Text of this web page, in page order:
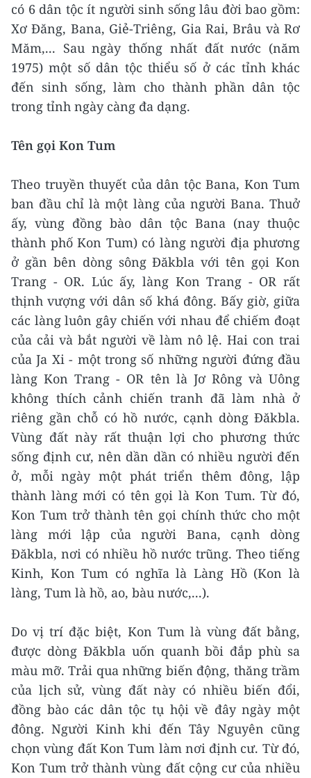
có 6 dân tộc ít người sinh sống lâu đời bao gồm:
Xơ Đăng, Bana, Giẻ-Triêng, Gia Rai, Brâu và Rơ
Măm,... Sau ngày thống nhất đất nước (năm
1975) một số dân tộc thiểu số ở các tỉnh khác
đến sinh sống, làm cho thành phần dân tộc
trong tỉnh ngày càng đa dạng.
Tên gọi Kon Tum
Theo truyền thuyết của dân tộc Bana, Kon Tum
ban đầu chỉ là một làng của người Bana. Thuở
ấy, vùng đồng bào dân tộc Bana (nay thuộc
thành phố Kon Tum) có làng người địa phương
ở gần bên dòng sông Đăkbla với tên gọi Kon
Trang - OR. Lúc ấy, làng Kon Trang - OR rất
thịnh vượng với dân số khá đông. Bấy giờ, giữa
các làng luôn gây chiến với nhau để chiếm đoạt
của cải và bắt người về làm nô lệ. Hai con trai
của Ja Xi - một trong số những người đứng đầu
làng Kon Trang - OR tên là Jơ Rông và Uông
không thích cảnh chiến tranh đã làm nhà ở
riêng gần chỗ có hồ nước, cạnh dòng Đăkbla.
Vùng đất này rất thuận lợi cho phương thức
sống định cư, nên dần dần có nhiều người đến
ở, mỗi ngày một phát triển thêm đông, lập
thành làng mới có tên gọi là Kon Tum. Từ đó,
Kon Tum trở thành tên gọi chính thức cho một
làng mới lập của người Bana, cạnh dòng
Đăkbla, nơi có nhiều hồ nước trũng. Theo tiếng
Kinh, Kon Tum có nghĩa là Làng Hồ (Kon là
làng, Tum là hồ, ao, bàu nước,...).
Do vị trí đặc biệt, Kon Tum là vùng đất bằng,
được dòng Đăkbla uốn quanh bồi đắp phù sa
màu mỡ. Trải qua những biến động, thăng trầm
của lịch sử, vùng đất này có nhiều biến đổi,
đồng bào các dân tộc tụ hội về đây ngày một
đông. Người Kinh khi đến Tây Nguyên cũng
chọn vùng đất Kon Tum làm nơi định cư. Từ đó,
Kon Tum trở thành vùng đất cộng cư của nhiều